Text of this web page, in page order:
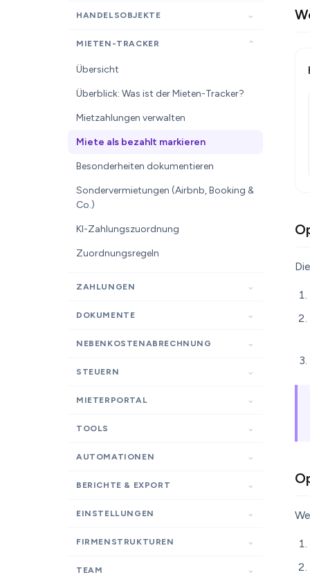
HANDELSOBJEKTE
MIETEN-TRACKER
Übersicht
Überblick: Was ist der Mieten-Tracker?
Mietzahlungen verwalten
Miete als bezahlt markieren
Besonderheiten dokumentieren
Sondervermietungen (Airbnb, Booking &
Co.)
KI-Zahlungszuordnung
Zuordnungsregeln
ZAHLUNGEN
DOKUMENTE
NEBENKOSTENABRECHNUNG
STEUERN
MIETERPORTAL
TOOLS
AUTOMATIONEN
BERICHTE & EXPORT
EINSTELLUNGEN
FIRMENSTRUKTUREN
TEAM